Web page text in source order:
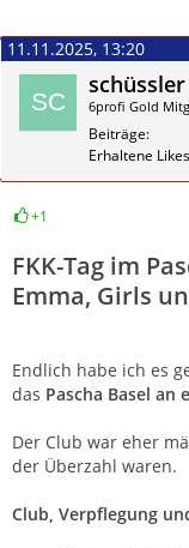
11.11.2025, 13:20
schüssler
6profi Gold
Beiträge
Erhaltene Likes
+1
FKK-Tag im
Emma, Girls
Endlich habe ich es
das Pascha Basel an
Der Club war eher
der Überzahl waren.
Club, Verpflegung